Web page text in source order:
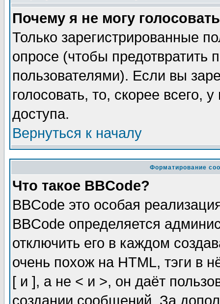
Почему я не могу
Только зарегистрированные
опросе (чтобы предотвратить
пользователями). Если вы
голосовать, то, скорее всего,
доступа.
Вернуться к началу
Форматирование
Что такое BBCode?
BBCode это особая
BBCode определяется
отключить его в каждом
очень похож на HTML, тэги в
[ и ], а не < и >, он даёт
создании сообщений. За